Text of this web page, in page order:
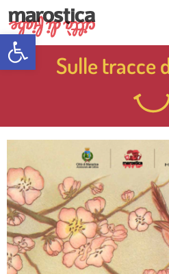
Apri la barra degli strumenti
Sulle tracce